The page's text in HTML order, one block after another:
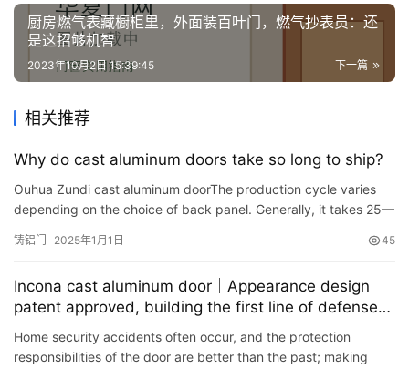
厨房燃气表藏橱柜里，外面装百叶门，燃气抄表员：还
是这招够机智
下一篇
2023年10月2日 15:39:45
相关推荐
Why do cast aluminum doors take so long to ship?
Ouhua Zundi cast aluminum doorThe production cycle varies
depending on the choice of back panel. Generally, it takes 25—
铸铝门 2025年1月1日 45
Incona cast aluminum door｜Appearance design
patent approved, building the first line of defense
for home security
Home security accidents often occur, and the protection
responsibilities of the door are better than the past; making